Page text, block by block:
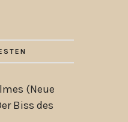
(Neue
Biss des